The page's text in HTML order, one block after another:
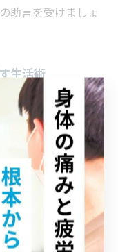
助言を受けましょ
生活術
ンの活用が効果的
節可動域訓練は、
がります。枚方市
状や生活状況に応
ます。
理をせず継続する
先し、症状が落ち